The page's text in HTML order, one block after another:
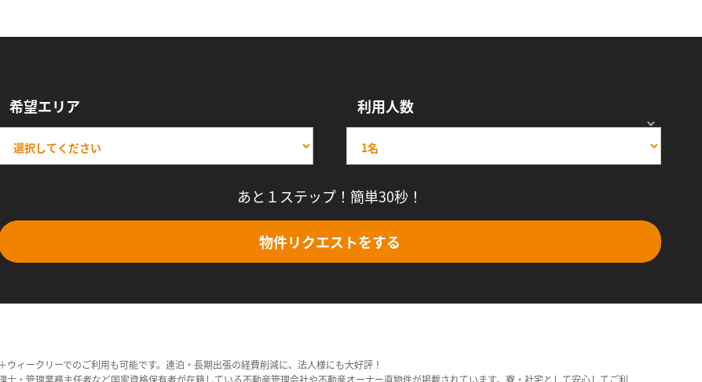
希望エリア 利用人数
あと１ステップ！簡単30秒！
物件リクエストをする
ィークリーでのご利用も可能です。連泊・長期出張の経費削減に、法人様にも大好評！